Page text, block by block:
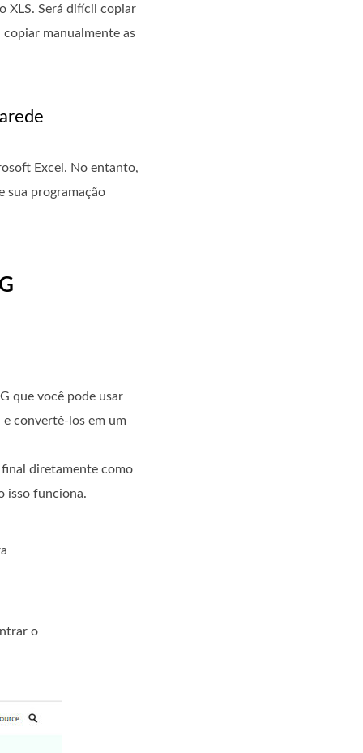
XLS. Será difícil copiar
manualmente as
Excel. No entanto,
sua programação
que você pode usar
convertê-los em um
final diretamente como
isso funciona.
o